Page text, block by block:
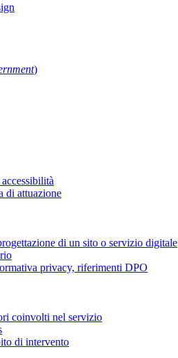
)
di attuazione
di un sito o servizio digitale
privacy, riferimenti DPO
coinvolti nel servizio
di intervento